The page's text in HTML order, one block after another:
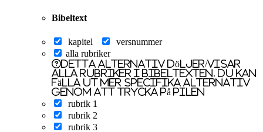
Bibeltext
kapitel
versnummer
alla rubriker
Detta alternativ döljer/visar
alla rubriker i bibeltexten. Du kan
fälla ut mer specifika alternativ
genom att trycka på pilen
rubrik 1
rubrik 2
rubrik 3